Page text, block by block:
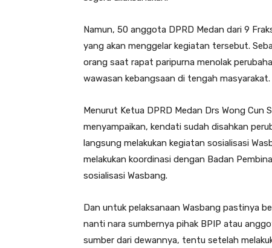
Namun, 50 anggota DPRD Medan dari 9
yang akan menggelar kegiatan tersebut.
orang saat rapat paripurna menolak
wawasan kebangsaan di tengah masyarakat.
Menurut Ketua DPRD Medan Drs Wong
menyampaikan, kendati sudah disahkan
langsung melakukan kegiatan sosialisasi
melakukan koordinasi dengan Badan
sosialisasi Wasbang.
Dan untuk pelaksanaan Wasbang pastinya
nanti nara sumbernya pihak BPIP atau
sumber dari dewannya, tentu setelah